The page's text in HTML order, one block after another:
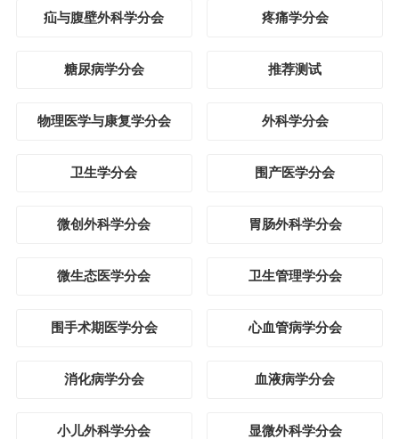
疝与腹壁外科学分会 疼痛学分会
糖尿病学分会 推荐测试
物理医学与康复学分会 外科学分会
卫生学分会 围产医学分会
微创外科学分会 胃肠外科学分会
微生态医学分会 卫生管理学分会
围手术期医学分会 心血管病学分会
消化病学分会 血液病学分会
小儿外科学分会 显微外科学分会